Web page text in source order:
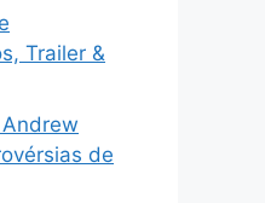
Trailer &
de